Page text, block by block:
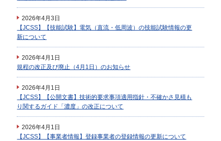
2026年4月3日
【JCSS】【技能試験】電気（直流・低周波）の技能試験情報の更
新について
2026年4月1日
規程の改正及び廃止（4月1日）のお知らせ
2026年4月1日
【JCSS】【公開文書】技術的要求事項適用指針・不確かさ見積も
り関するガイド「濃度」の改正について
2026年4月1日
【JCSS】【事業者情報】登録事業者の登録情報の更新について